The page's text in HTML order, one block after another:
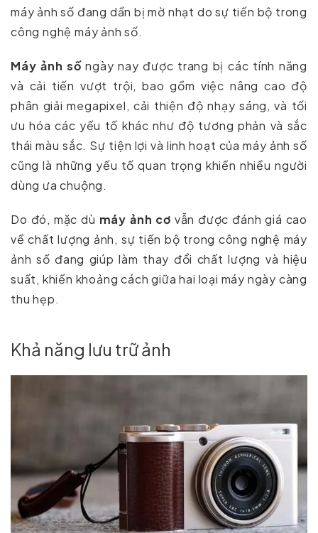
máy ảnh số đang dần bị mờ nhạt do sự tiến bộ trong
công nghệ máy ảnh số.
Máy ảnh sốngày nay được trang bị các tính năng
và cải tiến vượt trội, bao gồm việc nâng cao độ
phân giải megapixel, cải thiện độ nhạy sáng, và tối
ưu hóa các yếu tố khác như độ tương phản và sắc
thái màu sắc. Sự tiện lợi và linh hoạt của máy ảnh số
cũng là những yếu tố quan trọng khiến nhiều người
dùng ưa chuộng.
Do đó, mặc dù máy ảnh cơ vẫn được đánh giá cao
về chất lượng ảnh, sự tiến bộ trong công nghệ máy
ảnh số đang giúp làm thay đổi chất lượng và hiệu
suất, khiến khoảng cách giữa hai loại máy ngày càng
thu hẹp.
Khả năng lưu trữ ảnh